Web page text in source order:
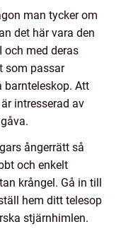
man tycker om
det här vara den
och med deras
som passar
barnteleskop. Att
intresserad av
ångerrätt så
och enkelt
krångel. Gå in till
hem ditt telesop
stjärnhimlen.